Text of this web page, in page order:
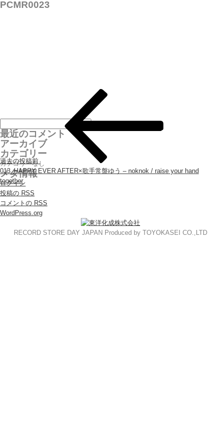
PCMR0023
過去の投稿前
013_HAPPY EVER AFTER×歌手常盤ゆう – noknok / raise your hand
together
最近のコメント
アーカイブ
カテゴリー
カテゴリーなし
メタ情報
ログイン
投稿の RSS
コメントの RSS
WordPress.org
RECORD STORE DAY JAPAN Produced by TOYOKASEI CO.,LTD